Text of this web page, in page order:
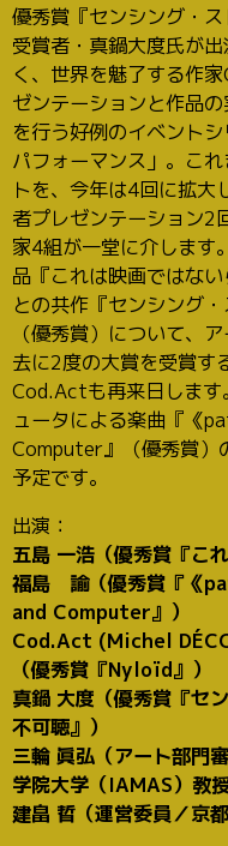
優秀賞『センシング・
受賞者・真鍋大度氏が
く、世界を魅了する作
ゼンテーションと作品
を行う好例のイベント
パフォーマンス」。こ
トを、今年は4回に拡大
者プレゼンテーション2
家4組が一堂に介します
品『これは映画ではな
との共作『センシング
（優秀賞）について、
去に2度の大賞を受賞す
Cod.Actも再来日します
ュータによる楽曲『
Computer』（優秀賞）
予定です。
出演：
五島 一浩（優秀賞『こ
福島 諭（優秀賞『
and Computer』）
Cod.Act (Michel
（優秀賞『Nyloïd』）
真鍋 大度（優秀賞『セ
不可聴』）
三輪 眞弘（アート部門
学院大学（IAMAS）教授
建畠 晢（運営委員／京